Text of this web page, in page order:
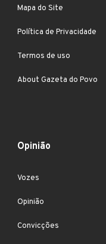
Mapa do Site
Política de Privacidade
Termos de uso
About Gazeta do Povo
Opinião
Vozes
Opinião
Convicções